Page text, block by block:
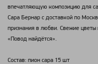
впечатляющую композицию для
Сара Бернар с доставкой по
признания в любви. Свежие цветы
«Повод найдётся».
Состав: пион сара 15 шт